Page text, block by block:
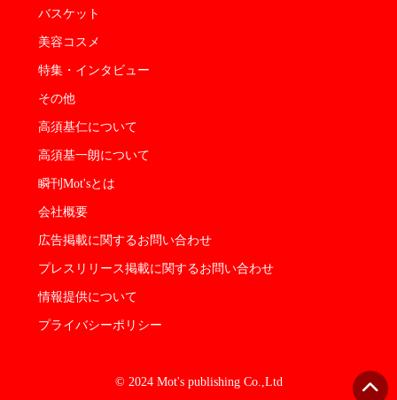
バスケット
美容コスメ
特集・インタビュー
その他
高須基仁について
高須基一朗について
瞬刊Mot'sとは
会社概要
広告掲載に関するお問い合わせ
プレスリリース掲載に関するお問い合わせ
情報提供について
プライバシーポリシー
© 2024 Mot's publishing Co.,Ltd